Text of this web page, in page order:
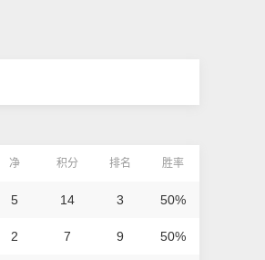
净 积分 排名 胜率
5 14 3 50%
2 7 9 50%